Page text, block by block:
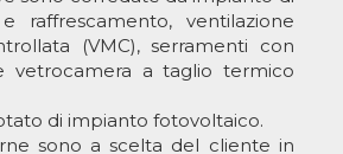
raffrescamento, ventilazione
(VMC), serramenti con
vetrocamera a taglio termico
di impianto fotovoltaico.
sono a scelta del cliente in